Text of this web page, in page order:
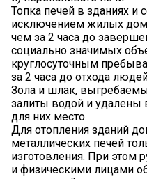
Топка печей в зданиях и
исключением жилых
чем за 2 часа до
социально значимых
круглосуточным
за 2 часа до отхода
Зола и шлак,
залиты водой и удалены
для них место.
Для отопления зданий
металлических печей
изготовления. При этом
и физическими лицами